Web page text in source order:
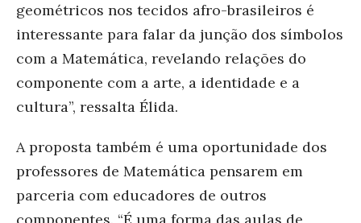
geométricos nos tecidos afro-brasileiros é
interessante para falar da junção dos símbolos
com a Matemática, revelando relações do
componente com a arte, a identidade e a
cultura”, ressalta Élida.
A proposta também é uma oportunidade dos
professores de Matemática pensarem em
parceria com educadores de outros